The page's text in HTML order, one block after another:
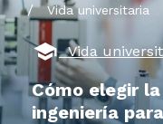
/Vida universitaria
Vida
Cómo elegir
ingeniería